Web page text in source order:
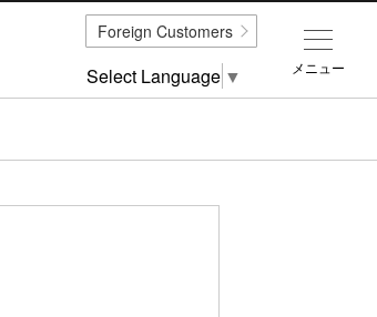
メニュー
Foreign Customers
Select Language ▼